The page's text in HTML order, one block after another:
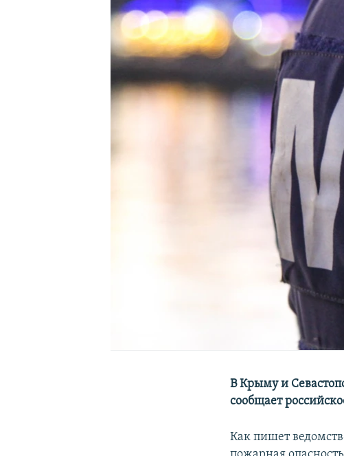
КРЫМ.НЕПОКОРЕННЫЙ
В Крыму и
сообщает
Как пишет